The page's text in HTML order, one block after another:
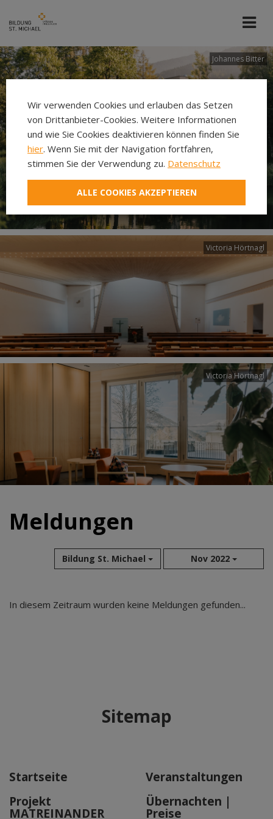
Johannes Bitter
Victoria Hörtnagl
Victoria Hörtnagl
Meldungen
Bildung St. Michael Nov 2022
Aug 2026
Sep 2025
In diesem Zeitraum wurden keine Meldungen gefunden...
Sitemap
Startseite
Veranstaltungen
Projekt
MATREINANDER
Übernachten |
Preise
Wir verwenden Cookies und erlauben das Setzen
von Drittanbieter-Cookies. Weitere Informationen
und wie Sie Cookies deaktivieren können finden Sie
hier. Wenn Sie mit der Navigation fortfahren,
stimmen Sie der Verwendung zu. Datenschutz
ALLE COOKIES AKZEPTIEREN